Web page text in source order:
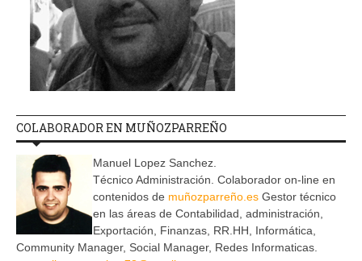
COLABORADOR EN MUÑOZPARREÑO
Manuel Lopez Sanchez.
Técnico Administración. Colaborador on-line en
contenidos de muñozparreño.es Gestor técnico
en las áreas de Contabilidad, administración,
Exportación, Finanzas, RR.HH, Informática,
Community Manager, Social Manager, Redes Informaticas.